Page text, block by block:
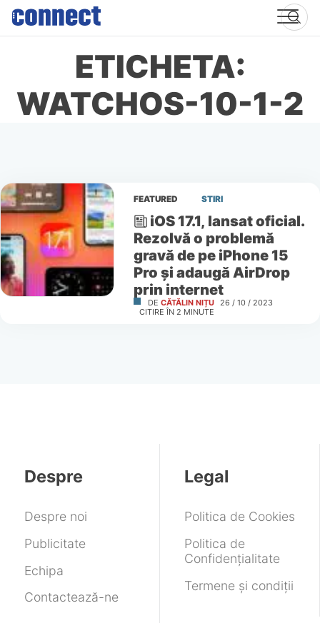
Skip
content
ETICHETA:
WATCHOS-10-1-2
FEATURED STIRI
iOS 17.1, lansat oficial.
Rezolvă o problemă
gravă de pe iPhone 15
Pro și adaugă AirDrop
prin internet
DE CĂTĂLIN NIȚU 26 / 10 / 2023
CITIRE ÎN 2 MINUTE
Despre
Despre noi
Publicitate
Echipa
Contactează-ne
Legal
Politica de Cookies
Politica de
Confidențialitate
Termene și condiții